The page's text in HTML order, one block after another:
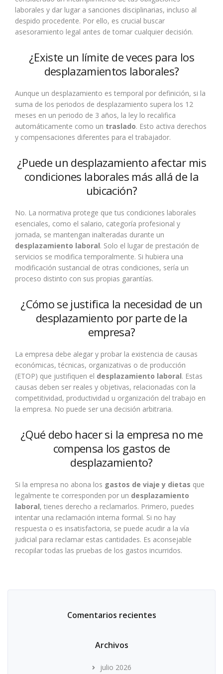
laborales y dar lugar a sanciones disciplinarias, incluso al
despido procedente. Por ello, es crucial buscar
asesoramiento legal antes de tomar cualquier decisión.
¿Existe un límite de veces para los
desplazamientos laborales?
Aunque un desplazamiento es temporal por definición, si la
suma de los periodos de desplazamiento supera los 12
meses en un periodo de 3 años, la ley lo recalifica
automáticamente como un traslado. Esto activa derechos
y compensaciones diferentes para el trabajador.
¿Puede un desplazamiento afectar mis
condiciones laborales más allá de la
ubicación?
No. La normativa protege que tus condiciones laborales
esenciales, como el salario, categoría profesional y
jornada, se mantengan inalteradas durante un
desplazamiento laboral. Solo el lugar de prestación de
servicios se modifica temporalmente. Si hubiera una
modificación sustancial de otras condiciones, sería un
proceso distinto con sus propias garantías.
¿Cómo se justifica la necesidad de un
desplazamiento por parte de la
empresa?
La empresa debe alegar y probar la existencia de causas
económicas, técnicas, organizativas o de producción
(ETOP) que justifiquen el desplazamiento laboral. Estas
causas deben ser reales y objetivas, relacionadas con la
competitividad, productividad u organización del trabajo en
la empresa. No puede ser una decisión arbitraria.
¿Qué debo hacer si la empresa no me
compensa los gastos de
desplazamiento?
Si la empresa no abona los gastos de viaje y dietas que
legalmente te corresponden por un desplazamiento
laboral, tienes derecho a reclamarlos. Primero, puedes
intentar una reclamación interna formal. Si no hay
respuesta o es insatisfactoria, se puede acudir a la vía
judicial para reclamar estas cantidades. Es aconsejable
recopilar todas las pruebas de los gastos incurridos.
Comentarios recientes
Archivos
julio 2026